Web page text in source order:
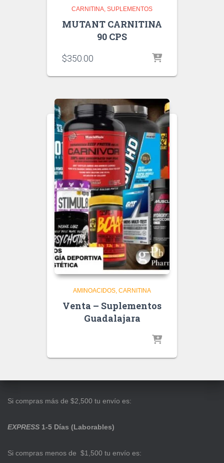
CARNITINA SUPLEMENTOS
MUTANT CARNITINA
90 CPS
$350.00
AMINOACIDOS CARNITINA
Venta – Suplementos
Guadalajara
Si compras más de $2,500 tu envío es:
EXPRESS 1-5 Días (Laborables)
Si compras menos de $1,500 tu envío es: